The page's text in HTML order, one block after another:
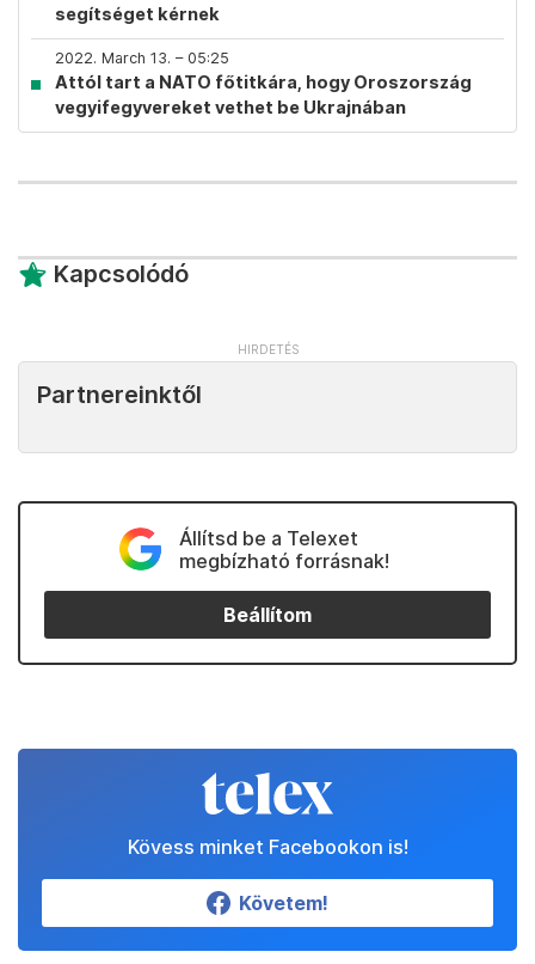
segítséget kérnek
2022. March 13. – 05:25
Attól tart a NATO főtitkára, hogy Oroszország
vegyifegyvereket vethet be Ukrajnában
Kapcsolódó
Partnereinktől
Állítsd be a Telexet
megbízható forrásnak!
Beállítom
Kövess minket Facebookon is!
Követem!